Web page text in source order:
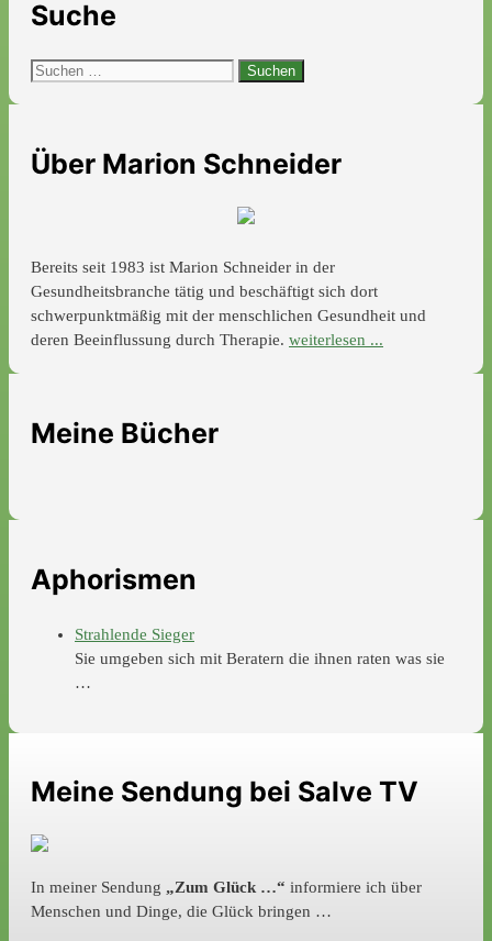
Suche
Suchen
Über Marion Schneider
Bereits seit 1983 ist Marion Schneider in der
Gesundheitsbranche tätig und beschäftigt sich dort
schwerpunktmäßig mit der menschlichen Gesundheit und
deren Beeinflussung durch Therapie. weiterlesen ...
Meine Bücher
Aphorismen
Strahlende Sieger
Sie umgeben sich mit Beratern die ihnen raten was sie
…
Meine Sendung bei Salve TV
In meiner Sendung „Zum Glück …“ informiere ich über
Menschen und Dinge, die Glück bringen …